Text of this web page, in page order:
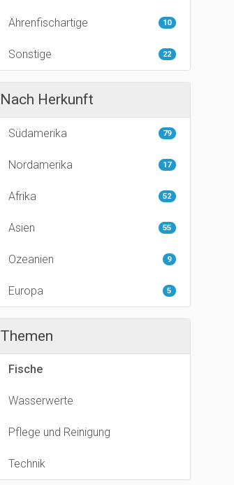
Ährenfischartige 10
Sonstige 22
Nach Herkunft
Südamerika 79
Nordamerika 17
Afrika 52
Asien 55
Ozeanien 9
Europa 5
Themen
Fische
Wasserwerte
Pflege und Reinigung
Technik